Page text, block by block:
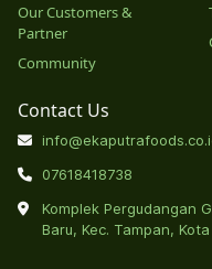
Our Customers &
Partner
Community
Contact Us
07618418738
Komplek Pergudangan
Baru, Kec. Tampan,